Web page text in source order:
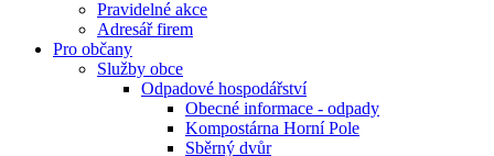
Pravidelné akce
Adresář firem
Pro občany
Služby obce
Odpadové hospodářství
Obecné informace - odpady
Kompostárna Horní Pole
Sběrný dvůr